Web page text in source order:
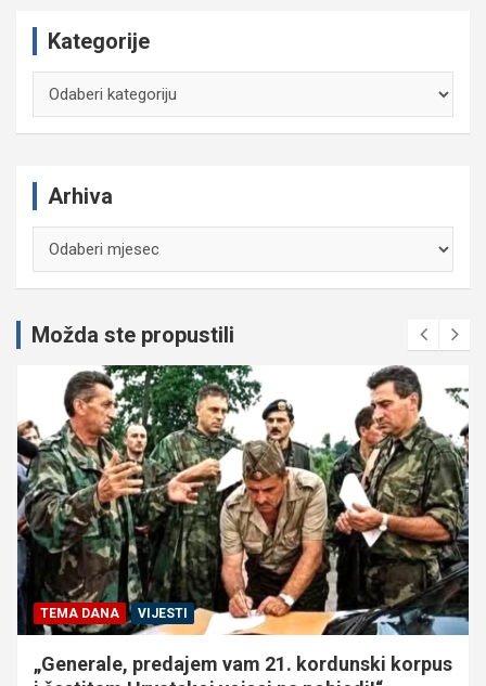
Kategorije
Arhiva
Možda ste propustili
TEMA DANA VIJESTI
„Generale, predajem vam 21. kordunski korpus